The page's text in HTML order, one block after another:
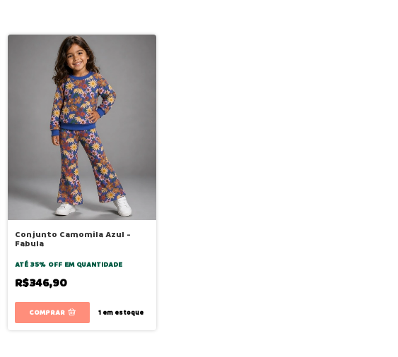
Conjunto Camomila Azul -
Fabula
ATÉ 35% OFF EM QUANTIDADE
R$346,90
COMPRAR 1em estoque